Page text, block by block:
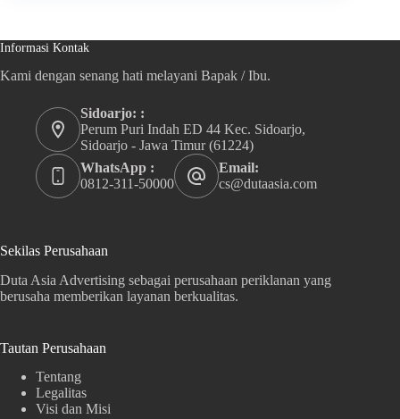
Informasi Kontak
Kami dengan senang hati melayani Bapak / Ibu.
Sidoarjo: :
Perum Puri Indah ED 44 Kec. Sidoarjo,
Sidoarjo - Jawa Timur (61224)
WhatsApp :
0812-311-50000
Email:
cs@dutaasia.com
Sekilas Perusahaan
Duta Asia Advertising sebagai perusahaan periklanan yang
berusaha memberikan layanan berkualitas.
Tautan Perusahaan
Tentang
Legalitas
Visi dan Misi